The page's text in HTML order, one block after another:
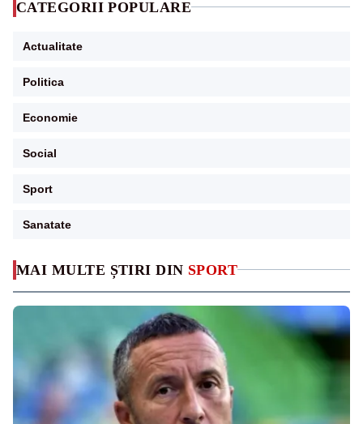
MAI MULTE ȘTIRI DIN SPORT
CATEGORII POPULARE
Actualitate
Politica
Economie
Social
Sport
Sanatate